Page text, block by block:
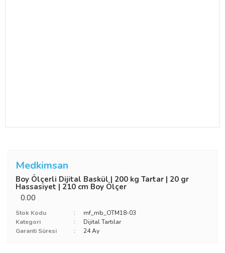
Medkimsan
Boy Ölçerli Dijital Baskül | 200 kg Tartar | 20 gr
Hassasiyet | 210 cm Boy Ölçer
0.00
Stok Kodu
mf_mb_OTM18-03
Kategori
Dijital Tartılar
Garanti Süresi
24 Ay